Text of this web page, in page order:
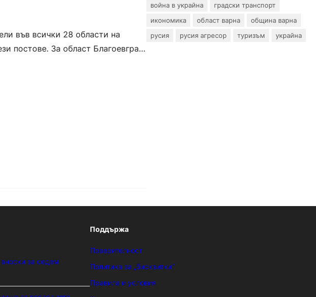
във всички 28 области на
постове. За област Благоевград
война в украйна
градски транспорт
икономика
област варна
община варна
русия
русия агресор туризъм украйна
за седем
Поддържа
Поверителност
Политика за „бисквитки“
Правила и условия